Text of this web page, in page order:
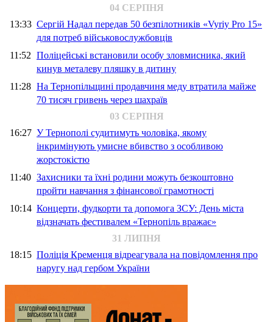
04 СЕРПНЯ
13:33 Сергій Надал передав 50 безпілотників «Vyriy Pro 15»
для потреб військовослужбовців
11:52 Поліцейські встановили особу зловмисника, який
кинув металеву пляшку в дитину
11:28 На Тернопільщині продавчиня меду втратила майже
70 тисяч гривень через шахраїв
03 СЕРПНЯ
16:27 У Тернополі судитимуть чоловіка, якому
інкримінують умисне вбивство з особливою
жорстокістю
11:40 Захисники та їхні родини можуть безкоштовно
пройти навчання з фінансової грамотності
10:14 Концерти, фудкорти та допомога ЗСУ: День міста
відзначать фестивалем «Тернопіль вражає»
31 ЛИПНЯ
18:15 Поліція Кременця відреагувала на повідомлення про
наругу над гербом України